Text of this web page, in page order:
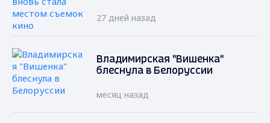
27 дней назад
Владимирская "Вишенка"
блеснула в Белоруссии
месяц назад